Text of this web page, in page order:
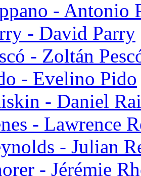
- Antonio
- David Parry
- Zoltán
- Evelino Pido
- Daniel
- Lawrence
- Julian
- Jérémie